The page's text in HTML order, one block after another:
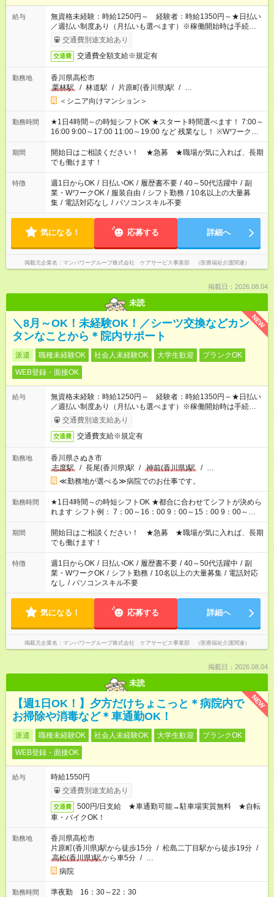
給与
無資格未経験：時給1250円～ 経験者：時給1350円～★日払い
／週払い制度あり（月払いも選べます）※稼働開始時は手続き完
了次第のお支払いとなります。
交通費別途支給あり
交通費 交通費全額支給※規定有
勤務地
香川県高松市
栗林駅
/ 林道駅 / 片原町(香川県)駅 / …
＜シニア向けマンション＞
勤務時間
★1日4時間～の時短シフトOK ★スタート時間選べます！ 7:00～
16:00 9:00～17:00 11:00～19:00 など 残業なし！ ※Wワークの
場合、他のお仕事と合わせ週40時間超の就業はご案内できませ
ん ※法令に基づき、週20時間以上勤務は社会保険への加入対象
となります ※労働者派遣法（日雇い派遣の原則禁止）により、
短時間・短期間の就業はご案内が難しい場合があります
期間
開始日はご相談ください！ ★急募 ★職場が気に入れば、長期
でも働けます！
特徴 週1日からOK / 日払いOK / 履歴書不要 / 40～50代活躍中 / 副
業・WワークOK / 服装自由 / シフト勤務 / 10名以上の大量募
集 / 電話対応なし / パソコンスキル不要
気になる！ 応募する 詳細へ
掲載元企業名 マンパワーグループ株式会社 ケアサービス事業部 （医療福祉介護関連）
掲載日：2026.08.04
未読
NEW
＼8月～OK！未経験OK！／シーツ交換などカン
タンなことから＊院内サポート
派遣 職種未経験OK 社会人未経験OK 大学生歓迎
ブランクOK
WEB登録・面接OK
給与
無資格未経験：時給1250円～ 経験者：時給1350円～★日払い
／週払い制度あり（月払いも選べます）※稼働開始時は手続き完
了次第のお支払いとなります。
交通費別途支給あり
交通費 交通費支給※規定有
勤務地
香川県さぬき市
志度駅
/ 長尾(香川県)駅 / 神前(香川県)駅 / …
≪勤務地が選べる≫病院でのお仕事です。
勤務時間
★1日4時間～の時短シフトOK ★都合に合わせてシフトが決めら
れます シフト例： 7：00～16：00 9：00～15：00 9：00～
18：00 11：00～20：00 など ※Wワークの場合、他のお仕事と
合わせ週40時間超の就業はご案内できません ※法令に基づき、
週20時間以上勤務は社会保険への加入対象となります ※労働者
派遣法（日雇い派遣の原則禁止）により、短時間・短期間の就
業はご案内が難しい場合があります
期間
開始日はご相談ください！ ★急募 ★職場が気に入れば、長期
でも働けます！
特徴 週1日からOK / 日払いOK / 履歴書不要 / 40～50代活躍中 / 副
業・WワークOK / シフト勤務 / 10名以上の大量募集 / 電話対応
なし / パソコンスキル不要
気になる！ 応募する 詳細へ
掲載元企業名 マンパワーグループ株式会社 ケアサービス事業部 （医療福祉介護関連）
掲載日：2026.08.04
未読
NEW
【週1日OK！】夕方だけちょこっと＊病院内で
お掃除や消毒など＊車通勤OK！
派遣 職種未経験OK 社会人未経験OK 大学生歓迎
ブランクOK
WEB登録・面接OK
給与
時給1550円
交通費別途支給あり
交通費
500円/日支給 ★車通勤可能→駐車場実質無料 ★自転
車・バイクOK！
勤務地
香川県高松市
片原町(香川県)駅から徒歩15分 / 松島二丁目駅から徒歩19分 /
高松(香川県)駅から車5分 / …
病院
勤務時間 準夜勤 16：30～22：30